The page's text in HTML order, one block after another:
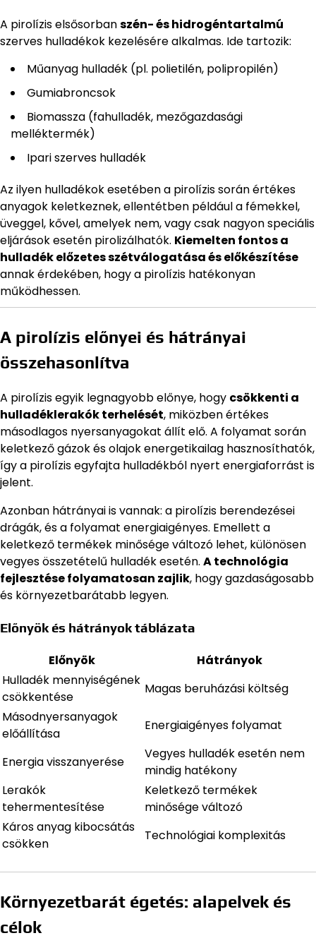
A pirolízis elsősorbanszén- és hidrogéntartalmú
szerves hulladékok kezelésére alkalmas. Ide tartozik:
Műanyag hulladék (pl. polietilén, polipropilén)
Gumiabroncsok
Biomassza (fahulladék, mezőgazdasági
melléktermék)
Ipari szerves hulladék
Az ilyen hulladékok esetében a pirolízis során értékes
anyagok keletkeznek, ellentétben például a fémekkel,
üveggel, kővel, amelyek nem, vagy csak nagyon speciális
eljárások esetén pirolizálhatók. Kiemelten fontos a
hulladék előzetes szétválogatása és előkészítése
annak érdekében, hogy a pirolízis hatékonyan
működhessen.
A pirolízis előnyei és hátrányai
összehasonlítva
A pirolízis egyik legnagyobb előnye, hogy csökkenti a
hulladéklerakók terhelését, miközben értékes
másodlagos nyersanyagokat állít elő. A folyamat során
keletkező gázok és olajok energetikailag hasznosíthatók,
így a pirolízis egyfajta hulladékból nyert energiaforrást is
jelent.
Azonban hátrányai is vannak: a pirolízis berendezései
drágák, és a folyamat energiaigényes. Emellett a
keletkező termékek minősége változó lehet, különösen
vegyes összetételű hulladék esetén. A technológia
fejlesztése folyamatosan zajlik, hogy gazdaságosabb
és környezetbarátabb legyen.
Előnyök és hátrányok táblázata
Előnyök
Hátrányok
Hulladék mennyiségének
csökkentése
Magas beruházási költség
Másodnyersanyagok
előállítása
Energiaigényes folyamat
Energia visszanyerése
Vegyes hulladék esetén nem
mindig hatékony
Lerakók
tehermentesítése
Keletkező termékek
minősége változó
Káros anyag kibocsátás
csökken
Technológiai komplexitás
Környezetbarát égetés: alapelvek és
célok